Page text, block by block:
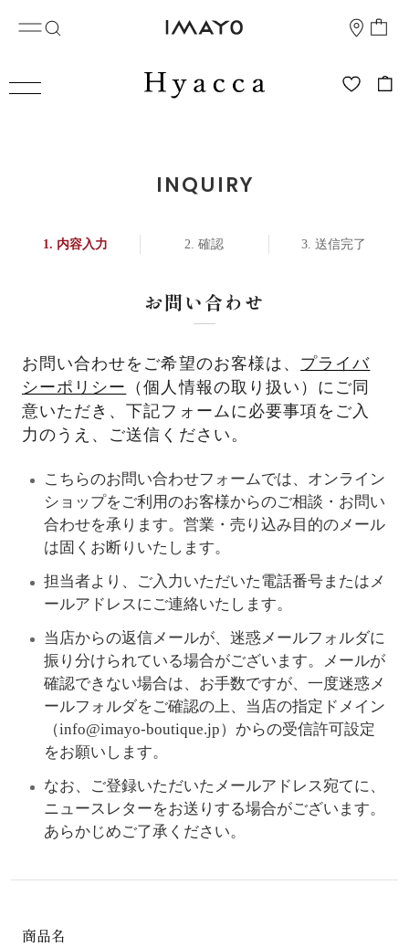
INQUIRY
内容入力 確認 送信完了
お問い合わせ
お問い合わせをご希望のお客様は、 プライバ
シーポリシー
（個人情報の取り扱い）にご同
意いただき、下記フォームに必要事項をご入
力のうえ、ご送信ください。
こちらのお問い合わせフォームでは、オンライン
ショップをご利用のお客様からのご相談・お問い
合わせを承ります。営業・売り込み目的のメール
は固くお断りいたします。
担当者より、ご入力いただいた電話番号またはメ
ールアドレスにご連絡いたします。
当店からの返信メールが、迷惑メールフォルダに
振り分けられている場合がございます。メールが
確認できない場合は、お手数ですが、一度迷惑メ
ールフォルダをご確認の上、当店の指定ドメイン
（info@imayo-boutique.jp）からの受信許可設定
をお願いします。
なお、ご登録いただいたメールアドレス宛てに、
ニュースレターをお送りする場合がございます。
あらかじめご了承ください。
商品名